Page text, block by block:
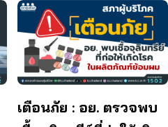
เตือนภัย : อย. ตรวจพบ